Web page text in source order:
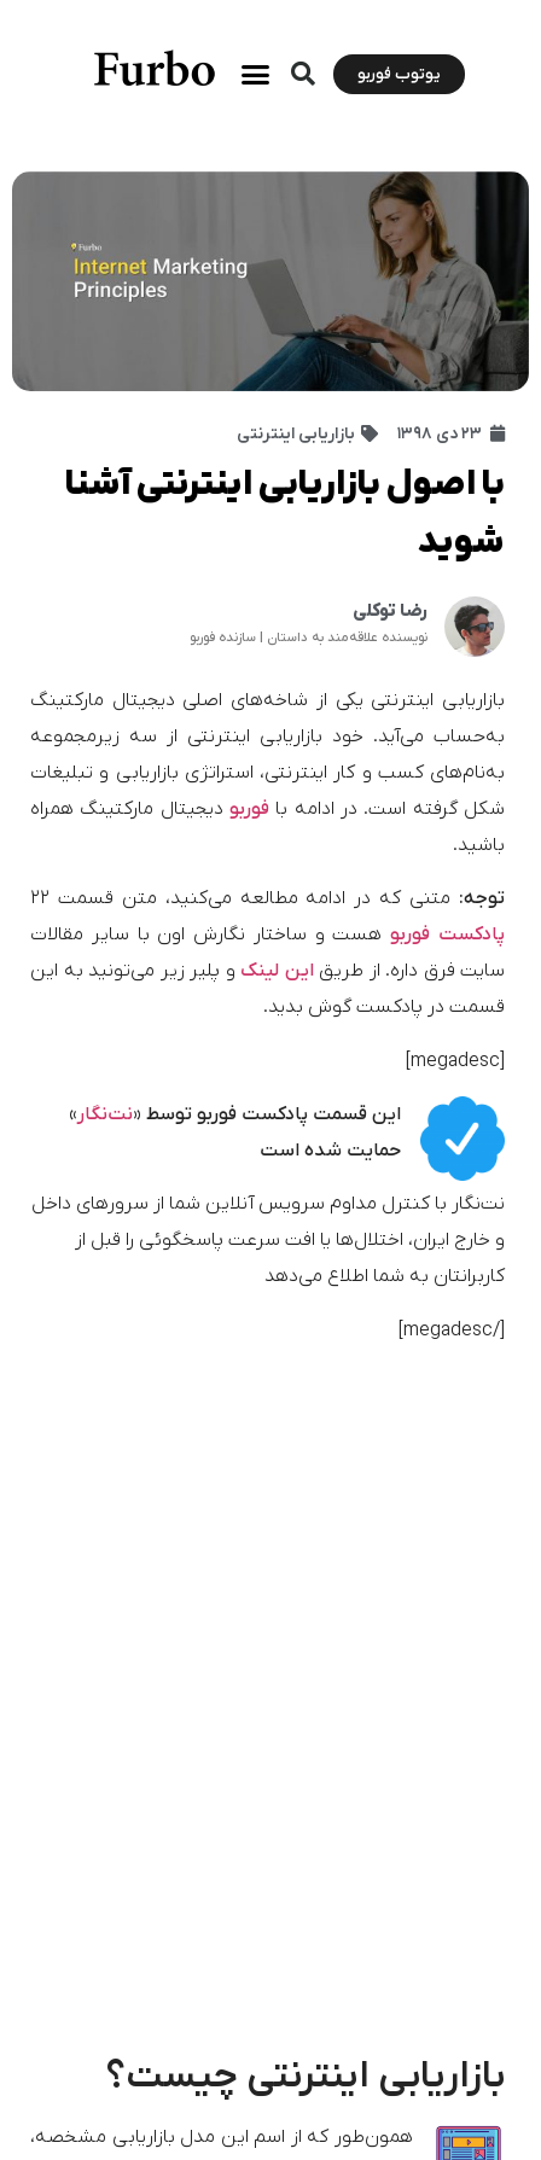
یوتوب فوربو
۲۳ دی ۱۳۹۸ بازاریابی اینترنتی
با اصول بازاریابی اینترنتی آشنا
شوید
رضا توکلی
نویسنده علاقه‌مند به داستان | سازنده فوربو
بازاریابی اینترنتی یکی از شاخه‌های اصلی دیجیتال مارکتینگ
به‌حساب می‌آید. خود بازاریابی اینترنتی از سه زیرمجموعه
به‌نام‌های کسب و کار اینترنتی، استراتژی بازاریابی و تبلیغات
شکل گرفته است. در ادامه با فوربو دیجیتال مارکتینگ همراه
باشید.
توجه: متنی که در ادامه مطالعه می‌کنید، متن قسمت ۲۲
پادکست فوربوهست و ساختار نگارش اون با سایر مقالات
سایت فرق داره. از طریق این لینک و پلیر زیر می‌تونید به این
قسمت در پادکست گوش بدید.
این قسمت پادکست فوربو توسط «نت‌نگار »
حمایت شده‌ است
نت‌نگار با کنترل مداوم سرویس آنلاین شما از سرورهای داخل
و خارج ایران، اختلال‌ها یا افت سرعت پاسخگوئی را قبل از
کاربرانتان به شما اطلاع می‌دهد
[/megadesc]
بازاریابی اینترنتی چیست؟
همون‌طور که از اسم این مدل بازاریابی مشخصه،